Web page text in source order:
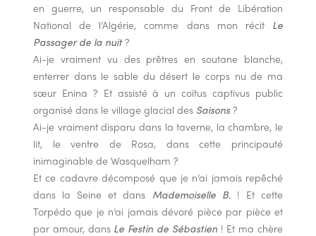
en guerre, un responsable du Front de Libération
National de l’Algérie, comme dans mon récit Le
Passager de la nuit?
Ai-je vraiment vu des prêtres en soutane blanche,
enterrer dans le sable du désert le corps nu de ma
sœur Enina ? Et assisté à un coïtus captivus public
organisé dans le village glacial des Saisons?
Ai-je vraiment disparu dans la taverne, la chambre, le
lit, le ventre de Rosa, dans cette principauté
inimaginable de Wasquelham ?
Et ce cadavre décomposé que je n’ai jamais repêché
dans la Seine et dans Mademoiselle B.! Et cette
Torpédo que je n’ai jamais dévoré pièce par pièce et
par amour, dans Le Festin de Sébastien! Et ma chère